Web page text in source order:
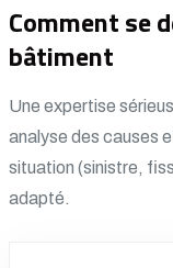
Comment se
bâtiment
Une expertise
analyse des causes
situation (sinistre,
adapté.